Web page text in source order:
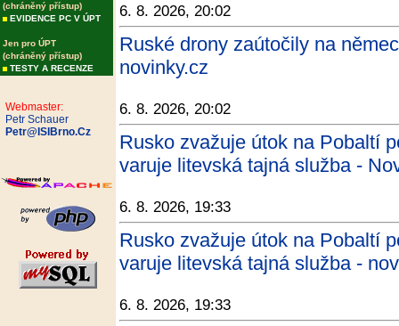
(chráněný přístup)
EVIDENCE PC V ÚPT
Jen pro ÚPT
(chráněný přístup)
TESTY A RECENZE
Webmaster:
Petr Schauer
Petr@ISIBrno.Cz
6. 8. 2026, 20:02
Ruské drony zaútočily na
novinky.cz
6. 8. 2026, 20:02
Rusko zvažuje útok na Pobaltí
varuje litevská tajná služba -
6. 8. 2026, 19:33
Rusko zvažuje útok na Pobaltí
varuje litevská tajná služba -
6. 8. 2026, 19:33